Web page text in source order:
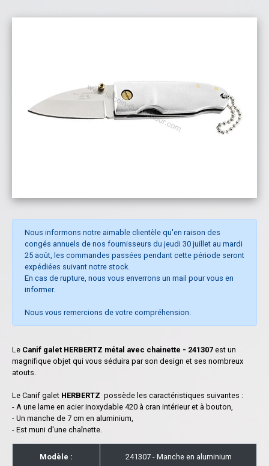
Nous informons notre aimable clientèle qu'en raison des
congés annuels de nos fournisseurs du jeudi 30 juillet au mardi
25 août, les commandes passées pendant cette période seront
expédiées suivant notre stock.
En cas de rupture, nous vous enverrons un mail pour vous en
informer.
Nous vous remercions de votre compréhension.
Le Canif galet HERBERTZ métal avec chainette - 241307 est un
magnifique objet qui vous séduira par son design et ses nombreux
atouts.
Le Canif galet HERBERTZ possède les caractéristiques suivantes :
- A une lame en acier inoxydable 420 à cran intérieur et à bouton,
- Un manche de 7 cm en aluminium,
- Est muni d'une chaînette.
Modèle : 241307 - Manche en aluminium